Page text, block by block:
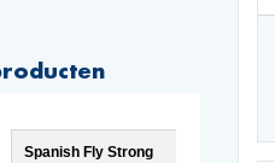
Spanish Fly Strong